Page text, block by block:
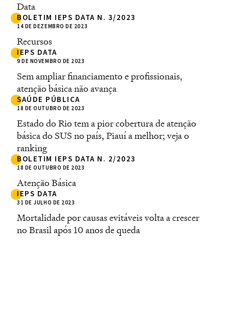
Data
BOLETIM IEPS DATA N. 3/2023
14 DE DEZEMBRO DE 2023
Recursos
IEPS DATA
9 DE NOVEMBRO DE 2023
Sem ampliar financiamento e profissionais,
atenção básica não avança
SAÚDE PÚBLICA
18 DE OUTUBRO DE 2023
Estado do Rio tem a pior cobertura de atenção
básica do SUS no país, Piauí a melhor; veja o
ranking
BOLETIM IEPS DATA N. 2/2023
18 DE OUTUBRO DE 2023
Atenção Básica
IEPS DATA
31 DE JULHO DE 2023
Mortalidade por causas evitáveis volta a crescer
no Brasil após 10 anos de queda